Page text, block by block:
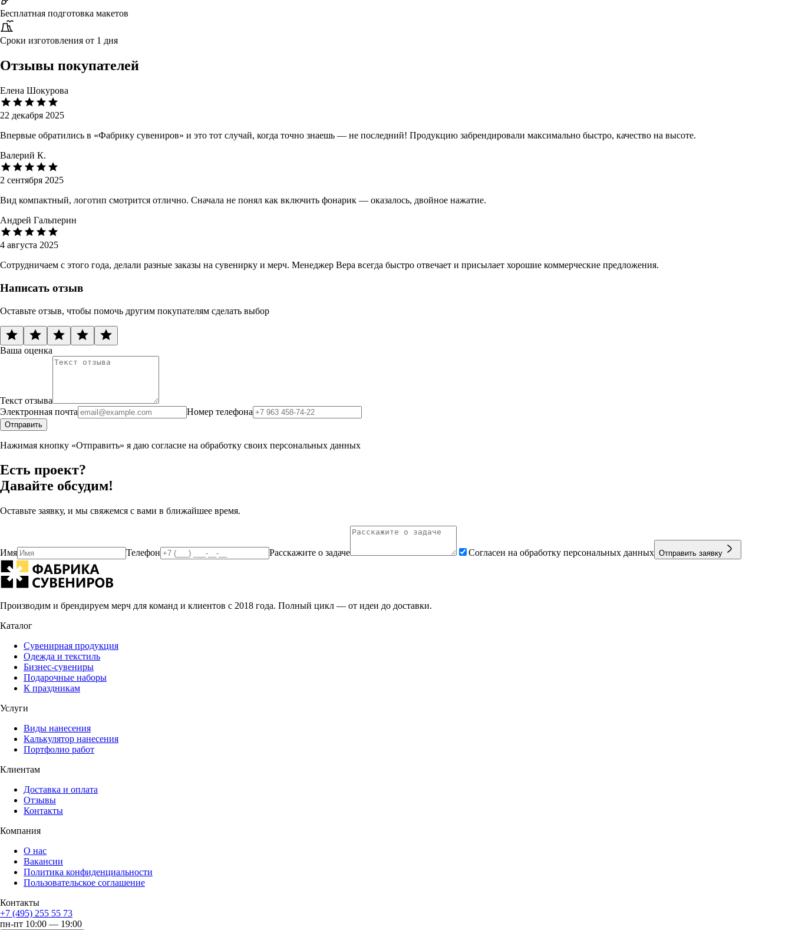
Бесплатная подготовка макетов
Сроки изготовления от 1 дня
Отзывы покупателей
Елена Шокурова
22 декабря 2025
Впервые обратились в «Фабрику сувениров» и это тот случай, когда точно знаешь — не последний! Продукцию забрендировали максимально быстро, качество на высоте.
Валерий К.
2 сентября 2025
Вид компактный, логотип смотрится отлично. Сначала не понял как включить фонарик — оказалось, двойное нажатие.
Андрей Гальперин
4 августа 2025
Сотрудничаем с этого года, делали разные заказы на сувенирку и мерч. Менеджер Вера всегда быстро отвечает и присылает хорошие коммерческие предложения.
Написать отзыв
Оставьте отзыв, чтобы помочь другим покупателям сделать выбор
Ваша оценка
Текст отзыва
Электронная почта
Номер телефона
Отправить
Нажимая кнопку «Отправить» я даю согласие на обработку своих персональных данных
Есть проект?
Давайте обсудим!
Оставьте заявку, и мы свяжемся с вами в ближайшее время.
Имя Телефон Расскажите о задаче Согласен на обработку персональных данных Отправить заявку
Производим и брендируем мерч для команд и клиентов с 2018 года. Полный цикл — от идеи до доставки.
Каталог
Сувенирная продукция
Одежда и текстиль
Бизнес-сувениры
Подарочные наборы
К праздникам
Услуги
Виды нанесения
Калькулятор нанесения
Портфолио работ
Клиентам
Доставка и оплата
Отзывы
Контакты
Компания
О нас
Вакансии
Политика конфиденциальности
Пользовательское соглашение
Контакты
+7 (495) 255 55 73
пн-пт 10:00 — 19:00